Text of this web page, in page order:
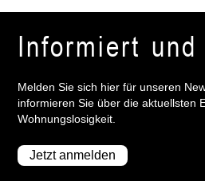
Informiert
Melden Sie sich hier für unseren
informieren Sie über die aktuellsten
Wohnungslosigkeit.
Jetzt anmelden